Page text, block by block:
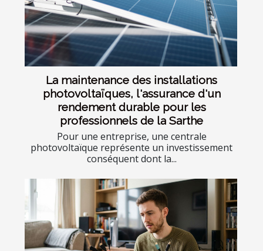
La maintenance des installations
photovoltaïques, l'assurance d'un
rendement durable pour les
professionnels de la Sarthe
Pour une entreprise, une centrale
photovoltaïque représente un investissement
conséquent dont la...